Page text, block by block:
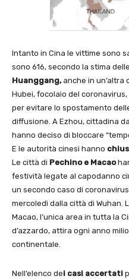
Intanto in Cina le vittime sono
sono 616, secondo la stima
Huanggang,anche in un’altra
Hubei, focolaio del
per evitare lo spostamento
diffusione. A Ezhou, cittadina
hanno deciso di bloccare
E le autorità cinesi hanno
Le città di Pechino e Macao
festività legate al capodanno
un secondo caso di
mercoledì dalla città di Wuhan.
Macao, l’unica area in tutta la
d’azzardo, attira ogni anno
continentale.
Nell’elenco dei casi accertati